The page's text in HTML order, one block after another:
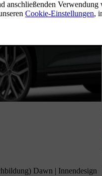
Dawn | Innendesign